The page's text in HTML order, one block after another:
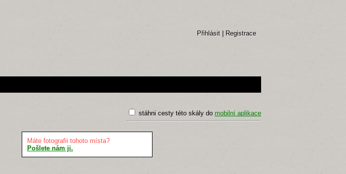
Přihlásit Registrace
stáhni cesty této skály do mobilní aplikace
Máte fotografii tohoto místa?
Pošlete nám ji.